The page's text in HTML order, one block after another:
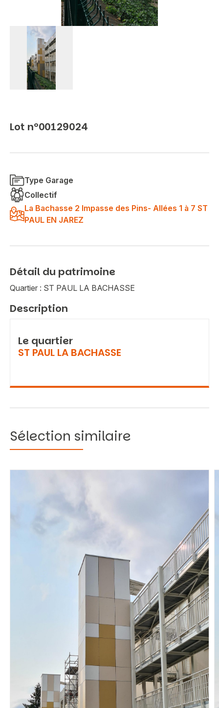
Lot n°00129024
Type Garage
Collectif
La Bachasse 2 Impasse des Pins- Allées 1 à 7 ST
PAUL EN JAREZ
Détail du patrimoine
Quartier : ST PAUL LA BACHASSE
Description
Le quartier
ST PAUL LA BACHASSE
Sélection similaire